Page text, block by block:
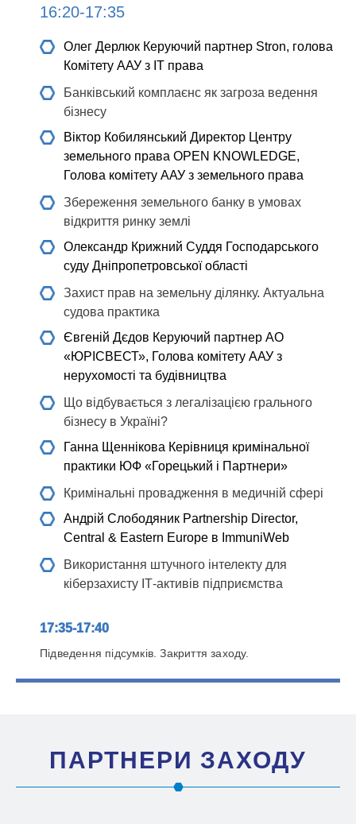
16:20-17:35
Олег Дерлюк Керуючий партнер Stron, голова
Комітету ААУ з IT права
Банківський комплаєнс як загроза ведення
бізнесу
Віктор Кобилянський Директор Центру
земельного права OPEN KNOWLEDGE,
Голова комітету ААУ з земельного права
Збереження земельного банку в умовах
відкриття ринку землі
Олександр Крижний Суддя Господарського
суду Дніпропетровської області
Захист прав на земельну ділянку. Актуальна
судова практика
Євгеній Дєдов Керуючий партнер АО
«ЮРІСВЕСТ», Голова комітету ААУ з
нерухомості та будівництва
Що відбувається з легалізацією грального
бізнесу в Україні?
Ганна Щеннікова Керівниця кримінальної
практики ЮФ «Горецький і Партнери»
Кримінальні провадження в медичній сфері
Андрій Слободяник Partnership Director,
Central & Eastern Europe в ImmuniWeb
Використання штучного інтелекту для
кіберзахисту ІТ-активів підприємства
17:35-17:40
Підведення підсумків. Закриття заходу.
ПАРТНЕРИ ЗАХОДУ